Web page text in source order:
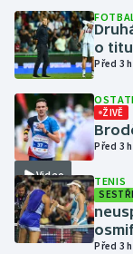
Moderní pětiboj
Motorsport
Olympijské hry
Parasport
Plavání
o
Před 3
Video
ŽIVĚ
Před 3
TENIS
Před 3